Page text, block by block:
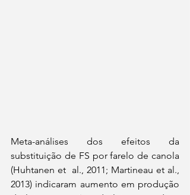
Meta-análises dos efeitos da
substituição de FS por farelo de canola
(Huhtanen et  al., 2011; Martineau et al.,
2013) indicaram aumento em produção